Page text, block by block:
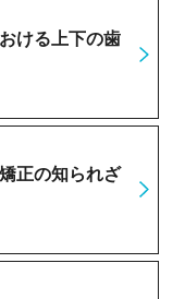
ける上下の歯
正の知られざ